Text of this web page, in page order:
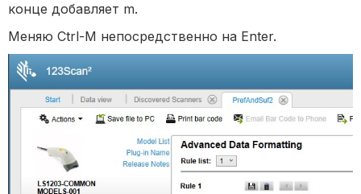
конце добавляет m.
Меняю Ctrl-M непосредственно на Enter.